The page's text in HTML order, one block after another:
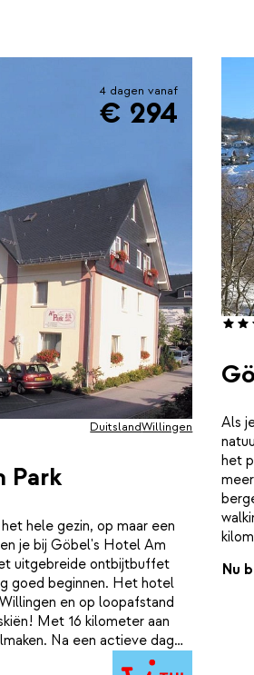
maken. Of je nu met een
wintersportvakantie in
4 dagen vanaf
€ 294
Park
DuitslandWillingen
hele gezin, op maar een
je bij Göbel's Hotel Am
uitgebreide ontbijtbuffet
goed beginnen. Het hotel
en op loopafstand
Met 16 kilometer aan
Na een actieve dag
ontspanning. Neem een
Als
het
te
Nu